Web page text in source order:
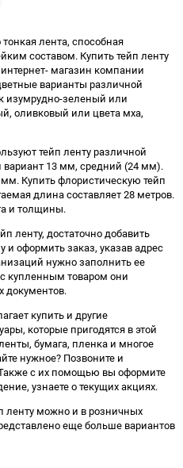
лента, способная
составом. Купить тейп ленту
магазин компании
варианты различной
изумрудно-зеленый или
оливковый или цвета мха,
тейп ленту различной
13 мм, средний (24 мм).
Купить флористическую тейп
длина составляет 28 метров.
и толщины.
ленту, достаточно добавить
оформить заказ, указав адрес
нужно заполнить ее
купленным товаром они
документов.
купить и другие
которые пригодятся в этой
бумага, пленка и многое
нужное? Позвоните и
с их помощью вы оформите
узнаете о текущих акциях.
ленту можно и в розничных
еще больше вариантов